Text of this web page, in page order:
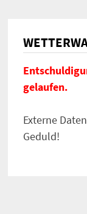
gelaufen.
Externe
Geduld!